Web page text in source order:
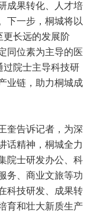
成果转化、人才培
下一步，桐城将以
更长远的发展阶
同位素为主导的医
过院士主导科技研
业链，助力桐城成
奎告诉记者，为深
话精神，桐城全力
院士研发办公、科
务、商业文旅等功
科技研发、成果转
育和壮大新质生产